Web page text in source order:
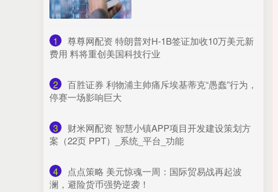
1
​尊尊网配资 特朗普对H-1B签证加收10万美元新
费用 料将重创美国科技行业
2
​百胜证券 利物浦主帅痛斥埃基蒂克“愚蠢”行为，
停赛一场影响巨大
3
​财米网配资 智慧小镇APP项目开发建设策划方
案（22页 PPT）_系统_平台_功能
4
​点点策略 美元惊魂一周：国际贸易战再起波
澜，避险货币强势逆袭！